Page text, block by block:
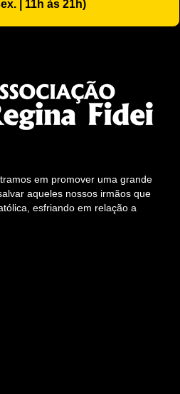
| 11h às 21h)
em promover uma grande
aqueles nossos irmãos que
esfriando em relação a